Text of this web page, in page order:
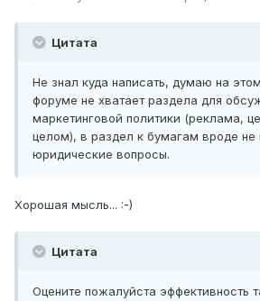
Цитата
Не знал куда написать, думаю на
форуме не хватает раздела для
маркетинговой политики (реклама,
целом), в раздел к бумагам вроде не
юридические вопросы.
Хорошая мысль... :-)
Цитата
Оцените пожалуйста эффективность